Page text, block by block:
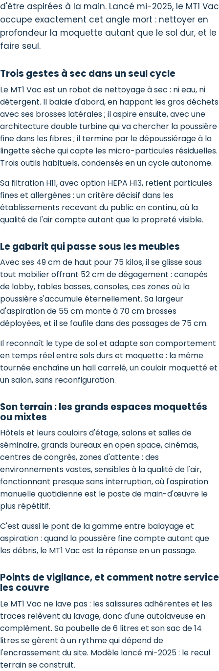
d'être aspirées à la main. Lancé mi-2025, le MT1 Vac
occupe exactement cet angle mort : nettoyer en
profondeur la moquette autant que le sol dur, et le
faire seul.
Trois gestes à sec dans un seul cycle
Le MT1 Vac est un robot de nettoyage à sec : ni eau, ni
détergent. Il balaie d'abord, en happant les gros déchets
avec ses brosses latérales ; il aspire ensuite, avec une
architecture double turbine qui va chercher la poussière
fine dans les fibres ; il termine par le dépoussiérage à la
lingette sèche qui capte les micro-particules résiduelles.
Trois outils habituels, condensés en un cycle autonome.
Sa filtration H11, avec option HEPA H13, retient particules
fines et allergènes : un critère décisif dans les
établissements recevant du public en continu, où la
qualité de l'air compte autant que la propreté visible.
Le gabarit qui passe sous les meubles
Avec ses 49 cm de haut pour 75 kilos, il se glisse sous
tout mobilier offrant 52 cm de dégagement : canapés
de lobby, tables basses, consoles, ces zones où la
poussière s'accumule éternellement. Sa largeur
d'aspiration de 55 cm monte à 70 cm brosses
déployées, et il se faufile dans des passages de 75 cm.
Il reconnaît le type de sol et adapte son comportement
en temps réel entre sols durs et moquette : la même
tournée enchaîne un hall carrelé, un couloir moquetté et
un salon, sans reconfiguration.
Son terrain : les grands espaces moquettés
ou mixtes
Hôtels et leurs couloirs d'étage, salons et salles de
séminaire, grands bureaux en open space, cinémas,
centres de congrès, zones d'attente : des
environnements vastes, sensibles à la qualité de l'air,
fonctionnant presque sans interruption, où l'aspiration
manuelle quotidienne est le poste de main-d'œuvre le
plus répétitif.
C'est aussi le pont de la gamme entre balayage et
aspiration : quand la poussière fine compte autant que
les débris, le MT1 Vac est la réponse en un passage.
Points de vigilance, et comment notre service
les couvre
Le MT1 Vac ne lave pas : les salissures adhérentes et les
traces relèvent du lavage, donc d'une autolaveuse en
complément. Sa poubelle de 6 litres et son sac de 14
litres se gèrent à un rythme qui dépend de
l'encrassement du site. Modèle lancé mi-2025 : le recul
terrain se construit.